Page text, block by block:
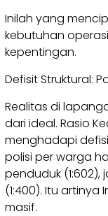
Inilah yang
kebutuhan
kepentingan.
Defisit Struktural:
Realitas di
dari ideal. Rasio
menghadapi
polisi per warga
penduduk (1:602),
(1:400). Itu artinya
masif.